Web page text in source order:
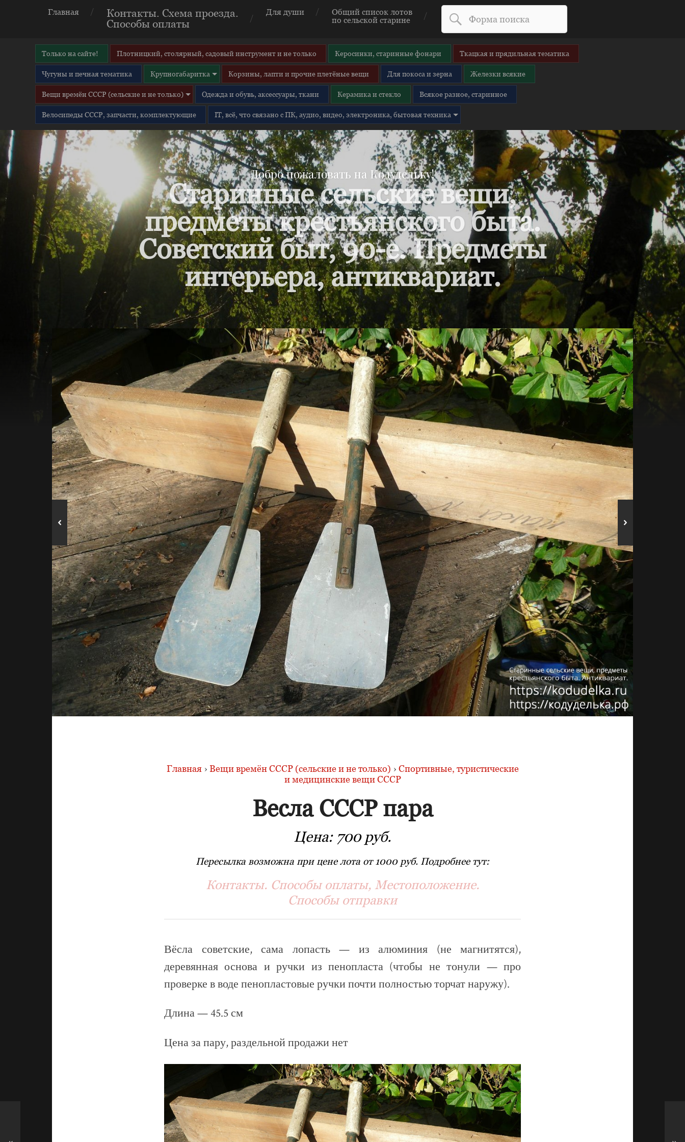
Главная
Контакты. Схема проезда.
Способы оплаты
Для души
Общий список лотов
по сельской старине
Только на сайте! Плотницкий, столярный, садовый инструмент и не только Керосинки, старинные фонари Ткацкая и прядильная тематика
Чугуны и печная тематика Крупногабаритка Корзины, лапти и прочие плетёные вещи Для покоса и зерна Железки всякие
Вещи времён СССР (сельские и не только) Одежда и обувь, аксессуары, ткани Керамика и стекло Всякое разное, старинное
Велосипеды СССР, запчасти, комплектующие IT, всё, что связано с ПК, аудио, видео, электроника, бытовая техника
Добро пожаловать на Кодудельку!
Старинные сельские вещи,
предметы крестьянского быта.
Советский быт, 90-е. Предметы
интерьера, антиквариат.
Главная › Вещи времён СССР (сельские и не только) › Спортивные, туристические
и медицинские вещи СССР
Весла СССР пара
Цена: 700 руб.
Пересылка возможна при цене лота от 1000 руб. Подробнее тут:
Контакты. Способы оплаты, Местоположение.
Способы отправки
Вёсла советские, сама лопасть — из алюминия (не магнитятся),
деревянная основа и ручки из пенопласта (чтобы не тонули — про
проверке в воде пенопластовые ручки почти полностью торчат наружу).
Длина — 45.5 см
Цена за пару, раздельной продажи нет